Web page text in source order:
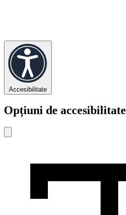
Accesibilitate
Opțiuni de accesibilitate